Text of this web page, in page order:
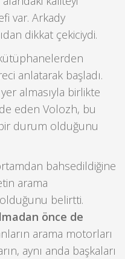
var. Arkady
dikkat çekiciydi.
anlatarak başladı.
almasıyla birlikte
eden Volozh, bu
bir durum olduğunu
bahsedildiğine
arama
belirtti.
önce de
arama motorları
aynı anda başkaları